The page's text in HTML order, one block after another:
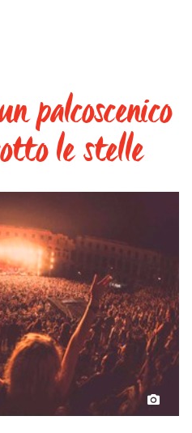
palcoscenico
le stelle